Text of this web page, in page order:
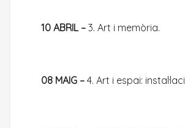
10 ABRIL – 3. Art i memòria.
08 MAIG – 4. Art i espai: